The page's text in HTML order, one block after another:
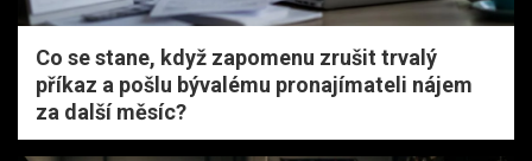
Co se stane, když zapomenu zrušit trvalý
příkaz a pošlu bývalému pronajímateli nájem
za další měsíc?